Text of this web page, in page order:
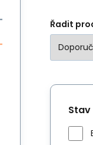
Řadit
Stav